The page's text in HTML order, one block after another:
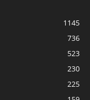
1145
736
523
230
225